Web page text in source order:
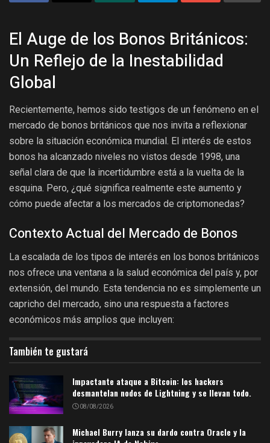
El Auge de los Bonos Británicos:
Un Reflejo de la Inestabilidad
Global
Recientemente, hemos sido testigos de un fenómeno en el
mercado de bonos británicos que nos invita a reflexionar
sobre la situación económica mundial. El interés de estos
bonos ha alcanzado niveles no vistos desde 1998, una
señal clara de que la incertidumbre está a la vuelta de la
esquina. Pero, ¿qué significa realmente este aumento y
cómo puede afectar a los mercados de criptomonedas?
Contexto Actual del Mercado de Bonos
La escalada de los tipos de interés en los bonos británicos
nos ofrece una ventana a la salud económica del país y, por
extensión, del mundo. Esta tendencia no es simplemente un
capricho del mercado, sino una respuesta a factores
económicos más amplios que incluyen:
También te gustará
Impactante ataque a Bitcoin: los hackers
desmantelan nodos de Lightning y se llevan todo.
08/08/2026
Michael Burry lanza su dardo contra Oracle y la